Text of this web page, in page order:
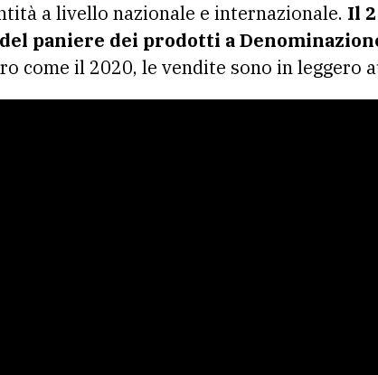
a livello nazionale e internazionale. Il
del paniere dei prodotti a
come il 2020, le vendite sono in leggero